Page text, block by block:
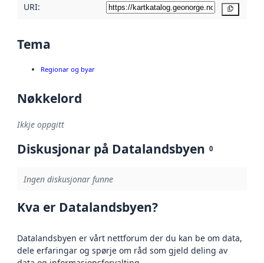
URI:
Tema
Regionar og byar
Nøkkelord
Ikkje oppgitt
Diskusjonar på Datalandsbyen 0
Ingen diskusjonar funne
Kva er Datalandsbyen?
Datalandsbyen er vårt nettforum der du kan be om data,
dele erfaringar og spørje om råd som gjeld deling av